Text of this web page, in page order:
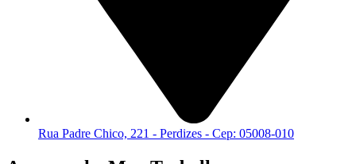
Rua Padre Chico, 221 - Perdizes - Cep: 05008-010